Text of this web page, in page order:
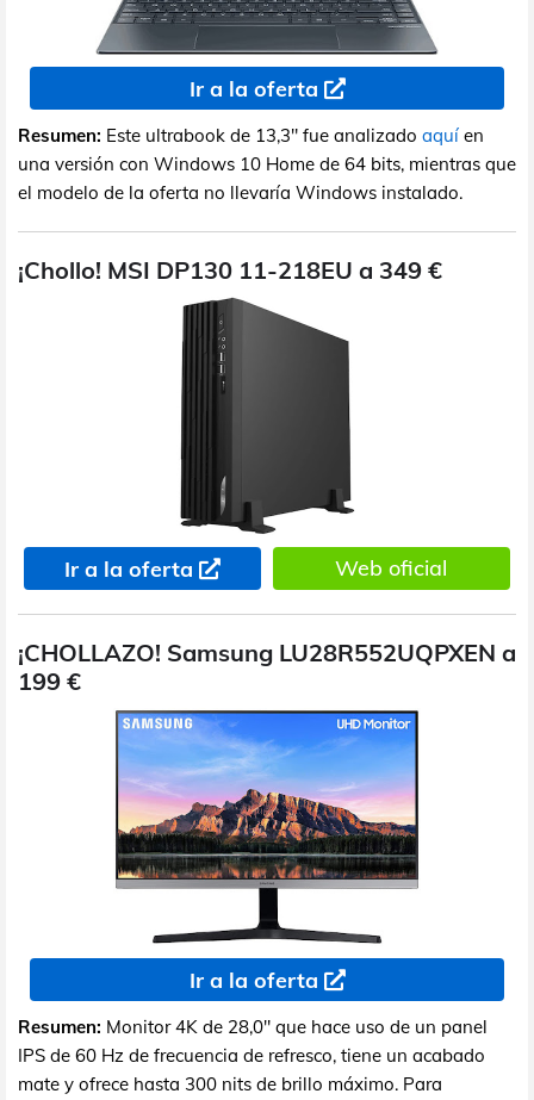
Ir a la oferta
Resumen: Este ultrabook de 13,3" fue analizado aquí en
una versión con Windows 10 Home de 64 bits, mientras que
el modelo de la oferta no llevaría Windows instalado.
¡Chollo! MSI DP130 11-218EU a 349 €
Ir a la oferta Web oficial
¡CHOLLAZO! Samsung LU28R552UQPXEN a
199 €
Ir a la oferta
Resumen: Monitor 4K de 28,0" que hace uso de un panel
IPS de 60 Hz de frecuencia de refresco, tiene un acabado
mate y ofrece hasta 300 nits de brillo máximo. Para